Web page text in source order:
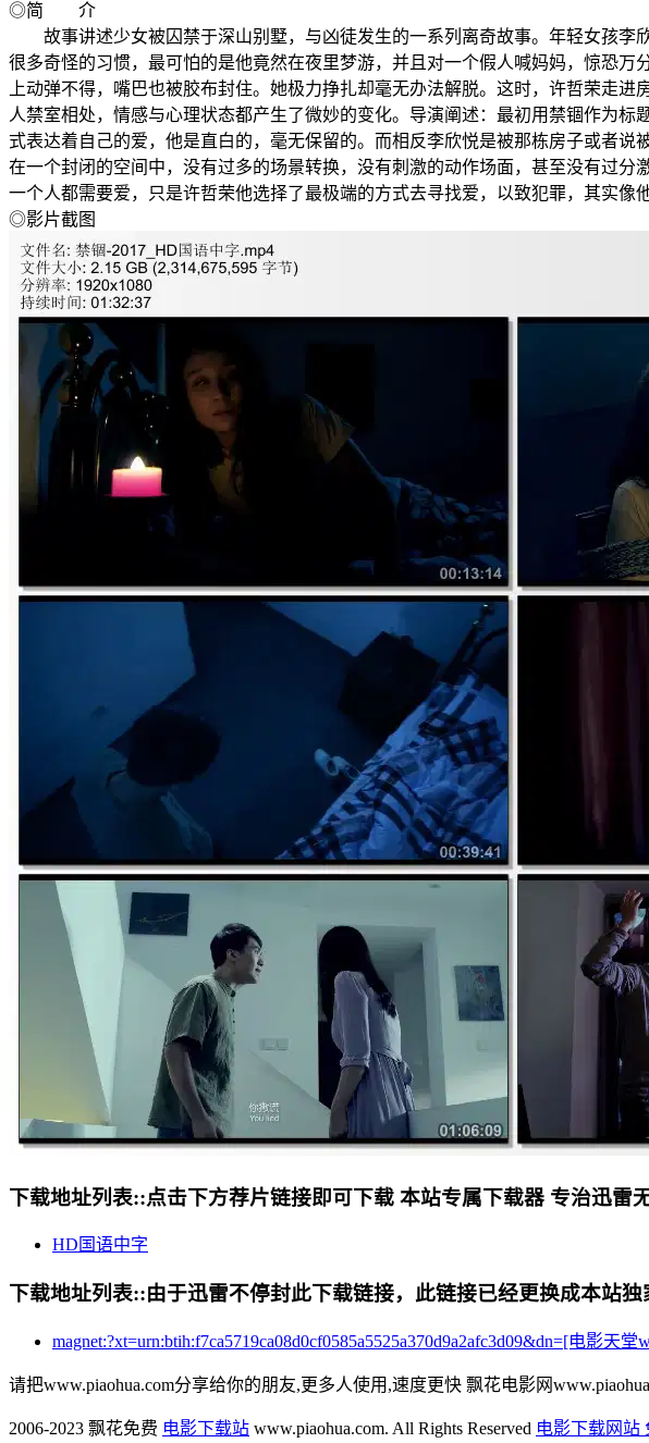
◎简 介
故事讲述少女被囚禁于深山别墅，与凶徒发生的一系列离奇故事。年轻女孩李
很多奇怪的习惯，最可怕的是他竟然在夜里梦游，并且对一个假人喊妈妈，惊恐
上动弹不得，嘴巴也被胶布封住。她极力挣扎却毫无办法解脱。这时，许哲荣走
人禁室相处，情感与心理状态都产生了微妙的变化。导演阐述：最初用禁锢作为
式表达着自己的爱，他是直白的，毫无保留的。而相反李欣悦是被那栋房子或
在一个封闭的空间中，没有过多的场景转换，没有刺激的动作场面，甚至没有
一个人都需要爱，只是许哲荣他选择了最极端的方式去寻找爱，以致犯罪，其实
◎影片截图
下载地址列表::点击下方荐片链接即可下载 本站专属下载器 专治迅雷
HD国语中字
下载地址列表::由于迅雷不停封此下载链接，此链接已经更换成本站
magnet:?xt=urn:btih:f7ca5719ca08d0cf0585a5525a370d9a2afc3d09&dn=[电影天
请把www.piaohua.com分享给你的朋友,更多人使用,速度更快 飘花电影网
2006-2023 飘花免费 电影下载站 www.piaohua.com. All Rights Reserved 电影下载网站